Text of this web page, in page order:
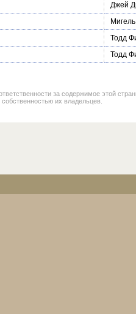
Джей
Тодд
Тодд
за содержимое этой
их владельцев.